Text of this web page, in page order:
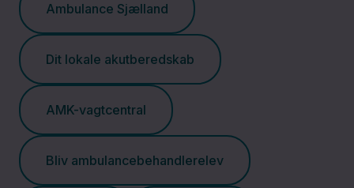
Ambulance Sjælland
Dit lokale akutberedskab
AMK-vagtcentral
Bliv ambulancebehandlerelev